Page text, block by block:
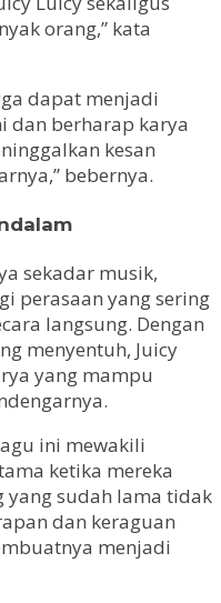
orang,” kata
dapat menjadi
dan berharap karya
kesan
bebernya.
sekadar musik,
perasaan yang sering
langsung. Dengan
menyentuh, Juicy
yang mampu
ini mewakili
ketika mereka
yang sudah lama tidak
dan keraguan
menjadi